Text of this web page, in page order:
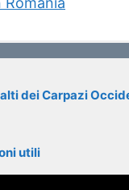
dei Carpazi
utili